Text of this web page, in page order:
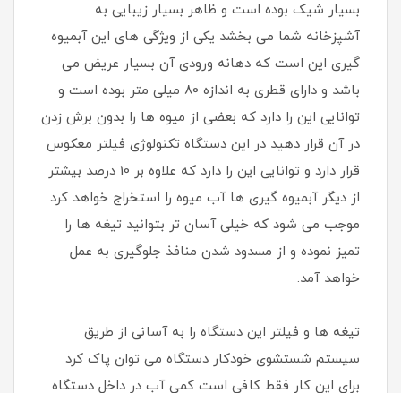
بسیار شیک بوده است و ظاهر بسیار زیبایی به
آشپزخانه شما می بخشد یکی از ویژگی های این آبمیوه
گیری این است که دهانه ورودی آن بسیار عریض می
باشد و دارای قطری به اندازه 80 میلی متر بوده است و
توانایی این را دارد که بعضی از میوه ها را بدون برش زدن
در آن قرار دهید در این دستگاه تکنولوژی فیلتر معکوس
قرار دارد و توانایی این را دارد که علاوه بر 10 درصد بیشتر
از دیگر آبمیوه گیری ها آب میوه را استخراج خواهد کرد
موجب می شود که خیلی آسان تر بتوانید تیغه ها را
تمیز نموده و از مسدود شدن منافذ جلوگیری به عمل
خواهد آمد.
تیغه ها و فیلتر این دستگاه را به آسانی از طریق
سیستم شستشوی خودکار دستگاه می توان پاک کرد
برای این کار فقط کافی است کمی آب در داخل دستگاه